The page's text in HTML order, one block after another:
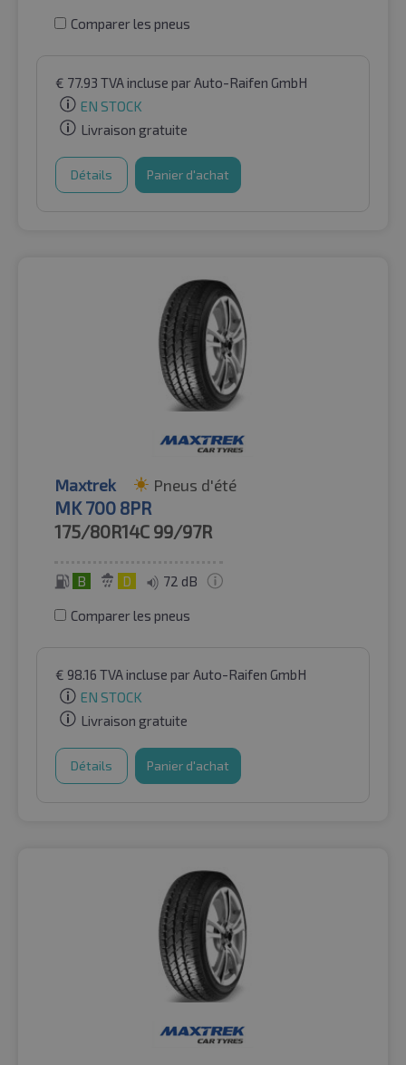
Comparer les pneus
€ 77.93 TVA incluse par Auto-Raifen GmbH
EN STOCK
Livraison gratuite
Détails Panier d'achat
Maxtrek Pneus d'été
MK 700 8PR
175/80R14C 99/97R
B D 72 dB
Comparer les pneus
€ 98.16 TVA incluse par Auto-Raifen GmbH
EN STOCK
Livraison gratuite
Détails Panier d'achat